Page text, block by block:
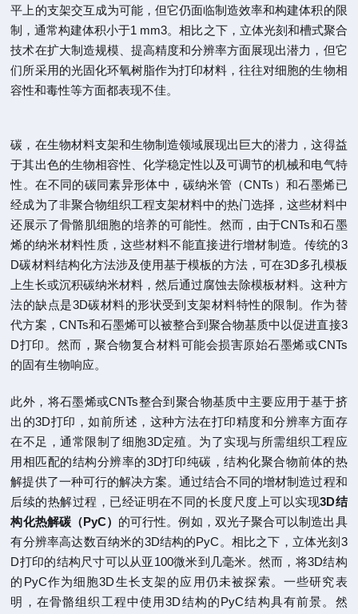
平上的支架交互成为可能，但它仍面临制造效率和构建体积的限
制，通常构建体积小于1 mm3。相比之下，立体光刻和槽式聚合
技术在扩大制造规模、提高精度和分辨率方面展现出潜力，但它
们所采用的光固化环氧树脂作为打印材料，往往对细胞的生物相
容性和毒性等方面都表现不佳。
碳，在生物材料支架和生物制造领域展现出巨大的潜力，这得益
于其出色的生物相容性、化学稳定性以及可调节的机械和电气特
性。在不同的碳同素异形体中，碳纳米管（CNTs）和石墨烯已
经成为了非聚合物组织工程支架材料中的热门选择，这些材料中
还展示了骨骼肌细胞的培养的可能性。然而，由于CNTs和石墨
烯的纳米材料性质，这些材料不能直接进行增材制造。传统的3
D碳材料结构化方法涉及使用基于模板的方法，可在3D多孔模板
上生长或沉积碳纳米材料，然后通过腐蚀去除模板材料。这种方
法的缺点是3D碳材料的形状受到支架材料特性的限制。作为替
代方案，CNTs和石墨烯可以被整合到聚合物基质中以促进直接3
D打印。然而，聚合物复合材料可能会损害原始石墨烯或CNTs
的固有生物响应。
此外，将石墨烯或CNTs整合到聚合物基质中主要应用于基于挤
出的3D打印，如前所述，这种方法在打印精度和分辨率方面存
在不足，通常限制了细胞3D定殖。为了实现与所需组织工程应
用相匹配的结构分辨率的3D打印纯碳，结构化聚合物前体的热
解提供了一种可行的解决方案。通过结合不同的增材制造过程和
后续的热解过程，已经证明在不同的长度尺度上可以实现3D结
构化热解碳（PyC） 的可行性。例如，双光子聚合可以制造出具
有分辨率高达数百纳米的3D结构的PyC。相比之下，立体光刻3
D打印的结构尺寸可以从亚100微米到几毫米。然而，将3D结构
的PyC作为细胞3D生长支架的应用仍未被探索。一些研究表
明，在骨骼组织工程中使用3D结构的PyC结构具有前景。然